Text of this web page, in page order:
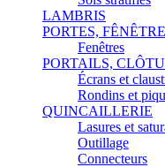
LAMBRIS
PORTES,
Fenêtres
PORTAILS,
Écrans et
Rondins et
QUINCAILLERIE
Lasures et
Outillage
Connecteurs